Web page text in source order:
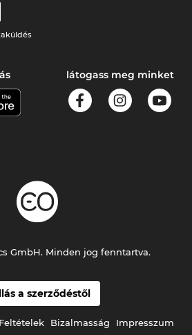
látogass meg minket
a szerződéstől
Bizalmasság Impresszum
GmbH. Minden jog fenntartva.